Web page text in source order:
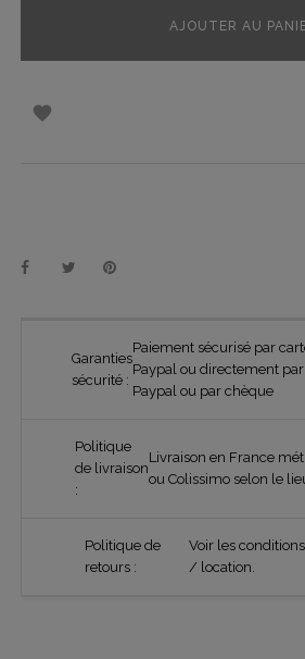
AJOUTER AU

Garanties
sécurité :
Paiement sécurisé par
Paypal ou directement
Paypal ou par chèque
Politique
de livraison
:
Livraison en France
ou Colissimo selon le
Politique de
retours :
Voir les
/ location.